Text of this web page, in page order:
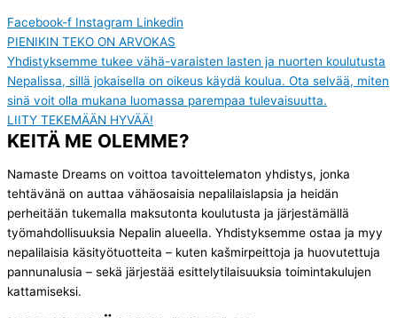
Facebook-f Instagram Linkedin
PIENIKIN TEKO ON ARVOKAS
Yhdistyksemme tukee vähä-varaisten lasten ja nuorten koulutusta
Nepalissa, sillä jokaisella on oikeus käydä koulua. Ota selvää, miten
sinä voit olla mukana luomassa parempaa tulevaisuutta.
LIITY TEKEMÄÄN HYVÄÄ!
KEITÄ ME OLEMME?
Namaste Dreams on voittoa tavoittelematon yhdistys, jonka
tehtävänä on auttaa vähäosaisia nepalilaislapsia ja heidän
perheitään tukemalla maksutonta koulutusta ja järjestämällä
työmahdollisuuksia Nepalin alueella. Yhdistyksemme ostaa ja myy
nepalilaisia käsityötuotteita – kuten kašmirpeittoja ja huovutettuja
pannunalusia – sekä järjestää esittelytilaisuuksia toimintakulujen
kattamiseksi.